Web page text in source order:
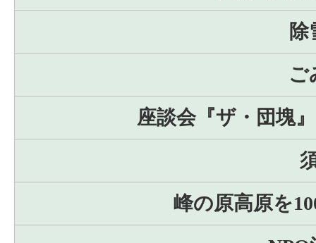
除
ご
座談会『ザ・団塊
峰の原高原を